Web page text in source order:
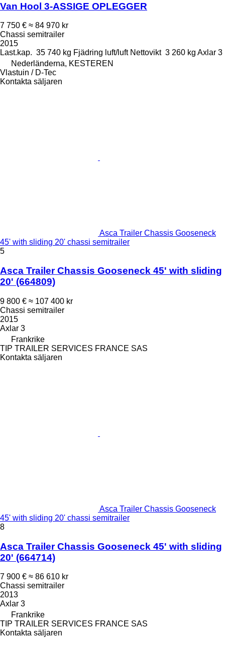
Van Hool 3-ASSIGE OPLEGGER
7 750 € ≈ 84 970 kr
Chassi semitrailer
2015
Last.kap. 35 740 kg Fjädring luft/luft Nettovikt 3 260 kg Axlar 3
Nederländerna, KESTEREN
Vlastuin / D-Tec
Kontakta säljaren
Asca Trailer Chassis Gooseneck
45' with sliding 20' chassi semitrailer
5
Asca Trailer Chassis Gooseneck 45' with sliding
20' (664809)
9 800 € ≈ 107 400 kr
Chassi semitrailer
2015
Axlar 3
Frankrike
TIP TRAILER SERVICES FRANCE SAS
Kontakta säljaren
Asca Trailer Chassis Gooseneck
45' with sliding 20' chassi semitrailer
8
Asca Trailer Chassis Gooseneck 45' with sliding
20' (664714)
7 900 € ≈ 86 610 kr
Chassi semitrailer
2013
Axlar 3
Frankrike
TIP TRAILER SERVICES FRANCE SAS
Kontakta säljaren